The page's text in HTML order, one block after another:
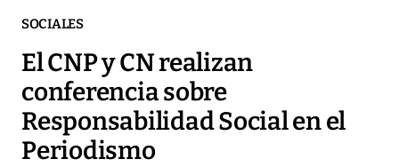
SOCIALES
El CNP y CN realizan
conferencia sobre
Responsabilidad Social en el
Periodismo